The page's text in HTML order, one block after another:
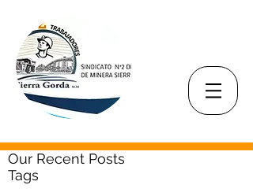
Our Recent Posts
Tags